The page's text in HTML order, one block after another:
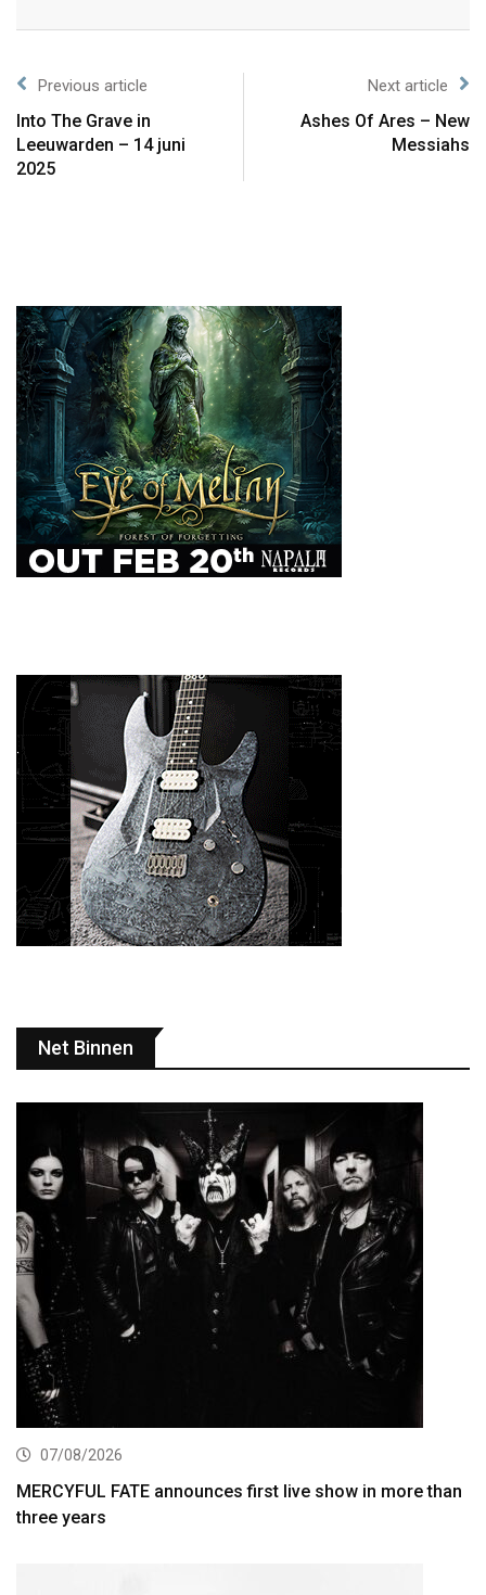
Previous article
Into The Grave in
Leeuwarden – 14 juni
2025
Next article
Ashes Of Ares – New
Messiahs
Net Binnen
07/08/2026
MERCYFUL FATE announces first live show in more than
three years